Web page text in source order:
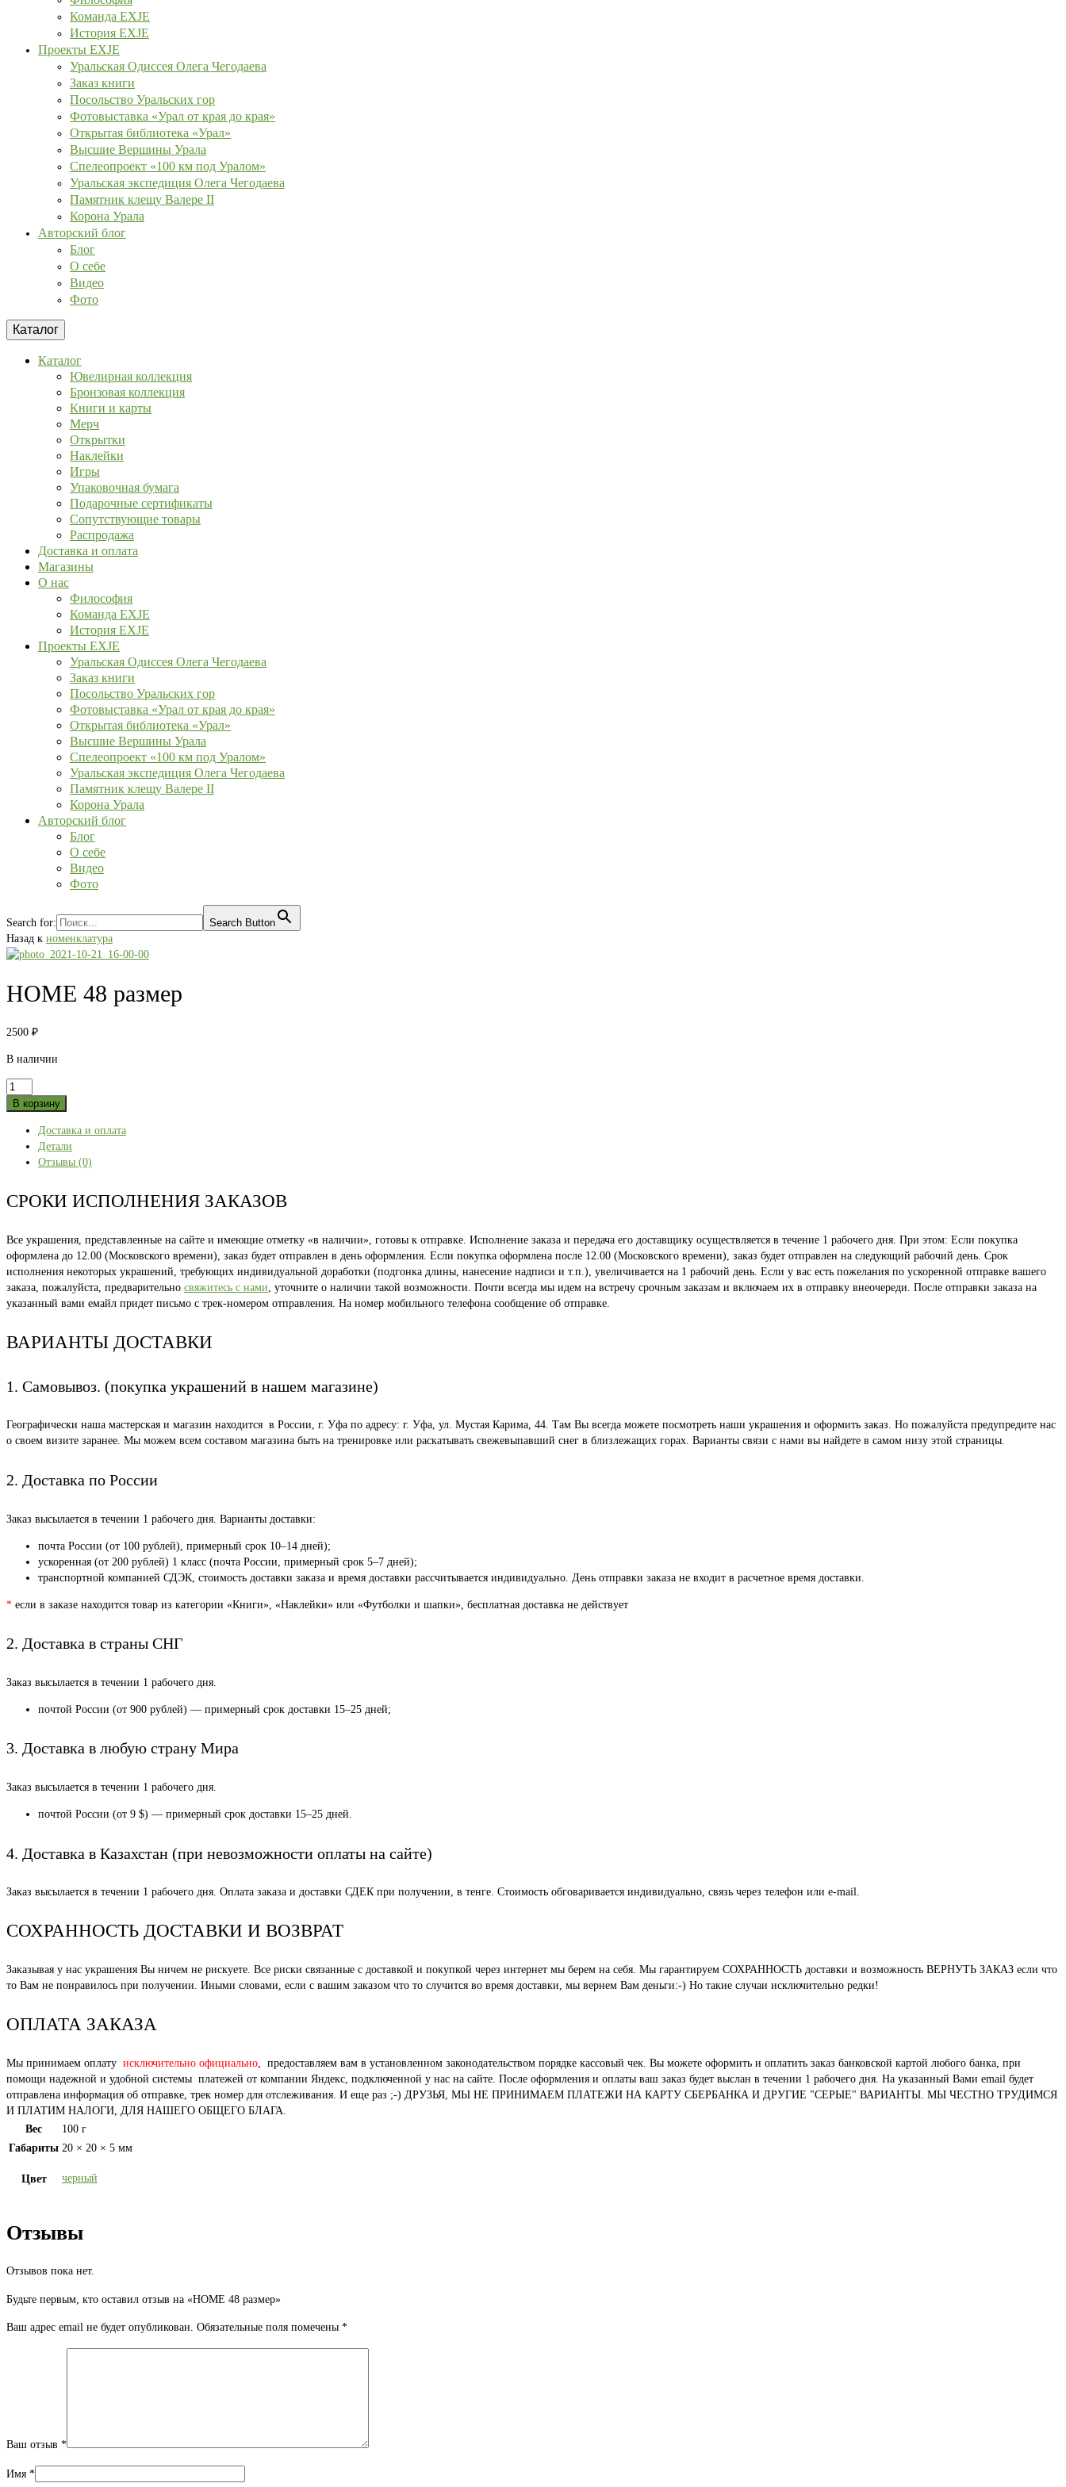
Команда EXJE
История EXJE
Проекты EXJE
Уральская Одиссея Олега Чегодаева
Заказ книги
Посольство Уральских гор
Фотовыставка «Урал от края до края»
Открытая библиотека «Урал»
Высшие Вершины Урала
Спелеопроект «100 км под Уралом»
Уральская экспедиция Олега Чегодаева
Памятник клещу Валере II
Корона Урала
Авторский блог
Блог
О себе
Видео
Фото
Каталог
Каталог
Ювелирная коллекция
Бронзовая коллекция
Книги и карты
Мерч
Открытки
Наклейки
Игры
Упаковочная бумага
Подарочные сертификаты
Сопутствующие товары
Распродажа
Доставка и оплата
Магазины
О нас
Философия
Команда EXJE
История EXJE
Проекты EXJE
Уральская Одиссея Олега Чегодаева
Заказ книги
Посольство Уральских гор
Фотовыставка «Урал от края до края»
Открытая библиотека «Урал»
Высшие Вершины Урала
Спелеопроект «100 км под Уралом»
Уральская экспедиция Олега Чегодаева
Памятник клещу Валере II
Корона Урала
Авторский блог
Блог
О себе
Видео
Фото
Search for:
Search Button
Назад к номенклатура
HOME 48 размер
2500 ₽
В наличии
Количество
товара
размер
В корзину
Доставка и оплата
Детали
Отзывы (0)
СРОКИ ИСПОЛНЕНИЯ ЗАКАЗОВ
Все украшения, представленные на сайте и имеющие отметку «в наличии», готовы к отправке. Исполнение заказа и передача его доставщику осуществляется в течение 1 рабочего дня. При этом: Если покупка
оформлена до 12.00 (Московского времени), заказ будет отправлен в день оформления. Если покупка оформлена после 12.00 (Московского времени), заказ будет отправлен на следующий рабочий день. Срок
исполнения некоторых украшений, требующих индивидуальной доработки (подгонка длины, нанесение надписи и т.п.), увеличивается на 1 рабочий день. Если у вас есть пожелания по ускоренной отправке вашего
заказа, пожалуйста, предварительно свяжитесь с нами, уточните о наличии такой возможности. Почти всегда мы идем на встречу срочным заказам и включаем их в отправку внеочереди. После отправки заказа на
указанный вами емайл придет письмо с трек-номером отправления. На номер мобильного телефона сообщение об отправке.
ВАРИАНТЫ ДОСТАВКИ
1. Самовывоз. (покупка украшений в нашем магазине)
Географически наша мастерская и магазин находится в России, г. Уфа по адресу: г. Уфа, ул. Мустая Карима, 44. Там Вы всегда можете посмотреть наши украшения и оформить заказ. Но пожалуйста предупредите нас
о своем визите заранее. Мы можем всем составом магазина быть на тренировке или раскатывать свежевыпавший снег в близлежащих горах. Варианты связи с нами вы найдете в самом низу этой страницы.
2. Доставка по России
Заказ высылается в течении 1 рабочего дня. Варианты доставки:
почта России (от 100 рублей), примерный срок 10–14 дней);
ускоренная (от 200 рублей) 1 класс (почта России, примерный срок 5–7 дней);
транспортной компанией СДЭК, стоимость доставки заказа и время доставки рассчитывается индивидуально. День отправки заказа не входит в расчетное время доставки.
* если в заказе находится товар из категории «Книги», «Наклейки» или «Футболки и шапки», бесплатная доставка не действует
2. Доставка в страны СНГ
Заказ высылается в течении 1 рабочего дня.
почтой России (от 900 рублей) — примерный срок доставки 15–25 дней;
3. Доставка в любую страну Мира
Заказ высылается в течении 1 рабочего дня.
почтой России (от 9 $) — примерный срок доставки 15–25 дней.
4. Доставка в Казахстан (при невозможности оплаты на сайте)
Заказ высылается в течении 1 рабочего дня. Оплата заказа и доставки СДЕК при получении, в тенге. Стоимость обговаривается индивидуально, связь через телефон или e-mail.
СОХРАННОСТЬ ДОСТАВКИ И ВОЗВРАТ
Заказывая у нас украшения Вы ничем не рискуете. Все риски связанные с доставкой и покупкой через интернет мы берем на себя. Мы гарантируем СОХРАННОСТЬ доставки и возможность ВЕРНУТЬ ЗАКАЗ если что
то Вам не понравилось при получении. Иными словами, если с вашим заказом что то случится во время доставки, мы вернем Вам деньги:-) Но такие случаи исключительно редки!
ОПЛАТА ЗАКАЗА
Мы принимаем оплату исключительно официально, предоставляем вам в установленном законодательством порядке кассовый чек. Вы можете оформить и оплатить заказ банковской картой любого банка, при
помощи надежной и удобной системы платежей от компании Яндекс, подключенной у нас на сайте. После оформления и оплаты ваш заказ будет выслан в течении 1 рабочего дня. На указанный Вами email будет
отправлена информация об отправке, трек номер для отслеживания. И еще раз ;-) ДРУЗЬЯ, МЫ НЕ ПРИНИМАЕМ ПЛАТЕЖИ НА КАРТУ СБЕРБАНКА И ДРУГИЕ "СЕРЫЕ" ВАРИАНТЫ. МЫ ЧЕСТНО ТРУДИМСЯ
И ПЛАТИМ НАЛОГИ, ДЛЯ НАШЕГО ОБЩЕГО БЛАГА.
Вес
100 г
Габариты 20 × 20 × 5 мм
Цвет черный
Отзывы
Отзывов пока нет.
Будьте первым, кто оставил отзыв на «HOME 48 размер»
Ваш адрес email не будет опубликован. Обязательные поля помечены *
Ваш отзыв *
Имя *